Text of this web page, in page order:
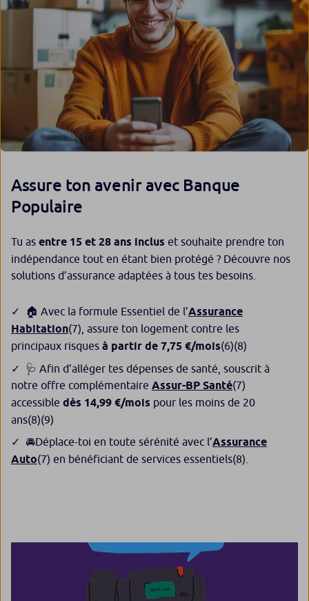
Assure ton avenir avec Banque
Populaire
Tu as entre 15 et 28 ans inclus et souhaite prendre ton
indépendance tout en étant bien protégé ? Découvre nos
solutions d’assurance adaptées à tous tes besoins.
🏠 Avec la formule Essentiel de l’Assurance
Habitation(7) , assure ton logement contre les
principaux risques à partir de 7,75 €/mois(6)(8)
🩺 Afin d’alléger tes dépenses de santé, souscrit à
notre offre complémentaire Assur-BP Santé(7)
accessible dès 14,99 €/mois pour les moins de 20
ans(8)(9)
🚘Déplace-toi en toute sérénité avec l’Assurance
Auto(7) en bénéficiant de services essentiels(8)